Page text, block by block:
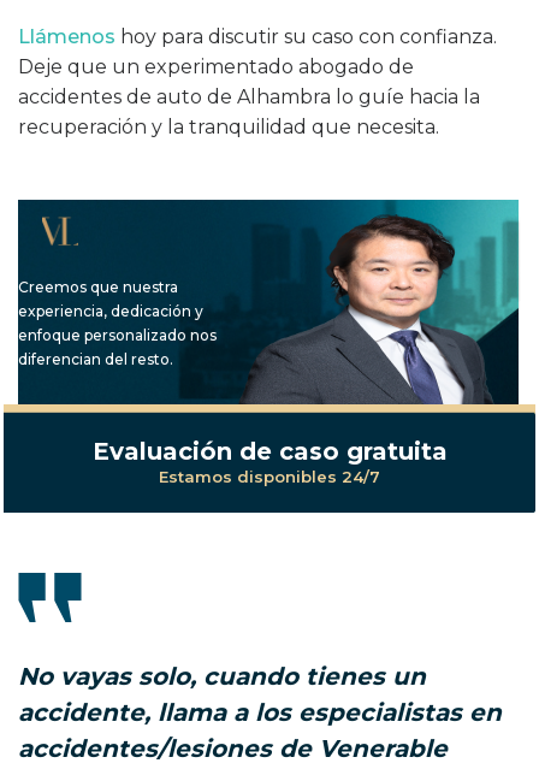
Llámenos hoy para discutir su caso con confianza.
Deje que un experimentado abogado de
accidentes de auto de Alhambra lo guíe hacia la
recuperación y la tranquilidad que necesita.
Creemos que nuestra
experiencia, dedicación y
enfoque personalizado nos
diferencian del resto.
Evaluación de caso gratuita
Estamos disponibles 24/7
No vayas solo, cuando tienes un
accidente, llama a los especialistas en
accidentes/lesiones de Venerable